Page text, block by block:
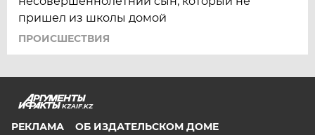
пришел из школы домой
ПРОИСШЕСТВИЯ
KZAIF.KZ
РЕКЛАМА
ОБ ИЗДАТЕЛЬСКОМ ДОМЕ